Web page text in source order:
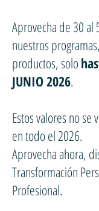
Aprovecha de 30 al
nuestros
productos, solo
JUNIO 2026.
Estos valores no
en todo el 2026.⁣⁣⁣
Aprovecha ahora,
Transformación
Profesional.⁣⁣⁣